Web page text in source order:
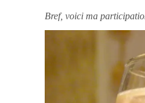
Bref, voici ma